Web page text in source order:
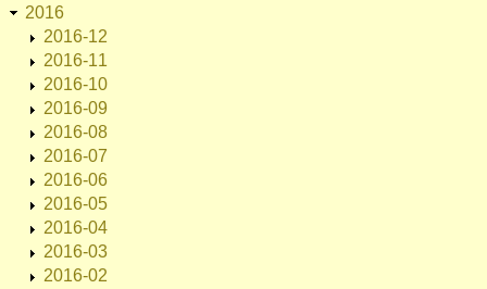
2016
2016-12
2016-11
2016-10
2016-09
2016-08
2016-07
2016-06
2016-05
2016-04
2016-03
2016-02